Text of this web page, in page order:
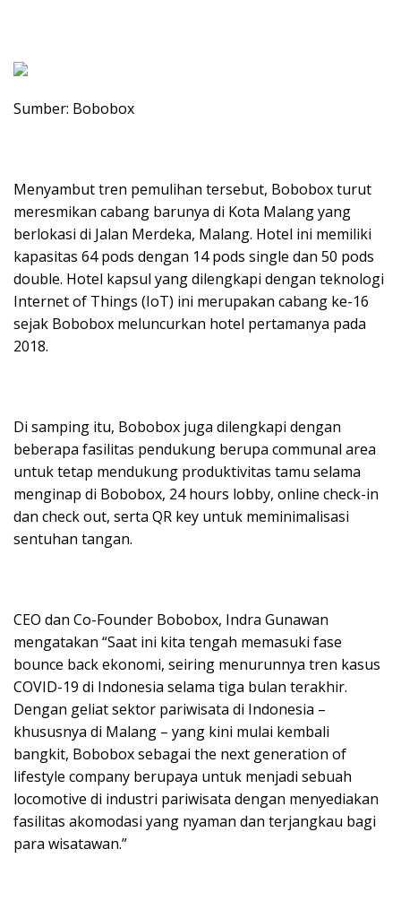
Sumber: Bobobox
Menyambut tren pemulihan tersebut, Bobobox turut
meresmikan cabang barunya di Kota Malang yang
berlokasi di Jalan Merdeka, Malang. Hotel ini memiliki
kapasitas 64 pods dengan 14 pods single dan 50 pods
double. Hotel kapsul yang dilengkapi dengan teknologi
Internet of Things (IoT) ini merupakan cabang ke-16
sejak Bobobox meluncurkan hotel pertamanya pada
2018.
Di samping itu, Bobobox juga dilengkapi dengan
beberapa fasilitas pendukung berupa communal area
untuk tetap mendukung produktivitas tamu selama
menginap di Bobobox, 24 hours lobby, online check-in
dan check out, serta QR key untuk meminimalisasi
sentuhan tangan.
CEO dan Co-Founder Bobobox, Indra Gunawan
mengatakan “Saat ini kita tengah memasuki fase
bounce back ekonomi, seiring menurunnya tren kasus
COVID-19 di Indonesia selama tiga bulan terakhir.
Dengan geliat sektor pariwisata di Indonesia –
khususnya di Malang – yang kini mulai kembali
bangkit, Bobobox sebagai the next generation of
lifestyle company berupaya untuk menjadi sebuah
locomotive di industri pariwisata dengan menyediakan
fasilitas akomodasi yang nyaman dan terjangkau bagi
para wisatawan.”